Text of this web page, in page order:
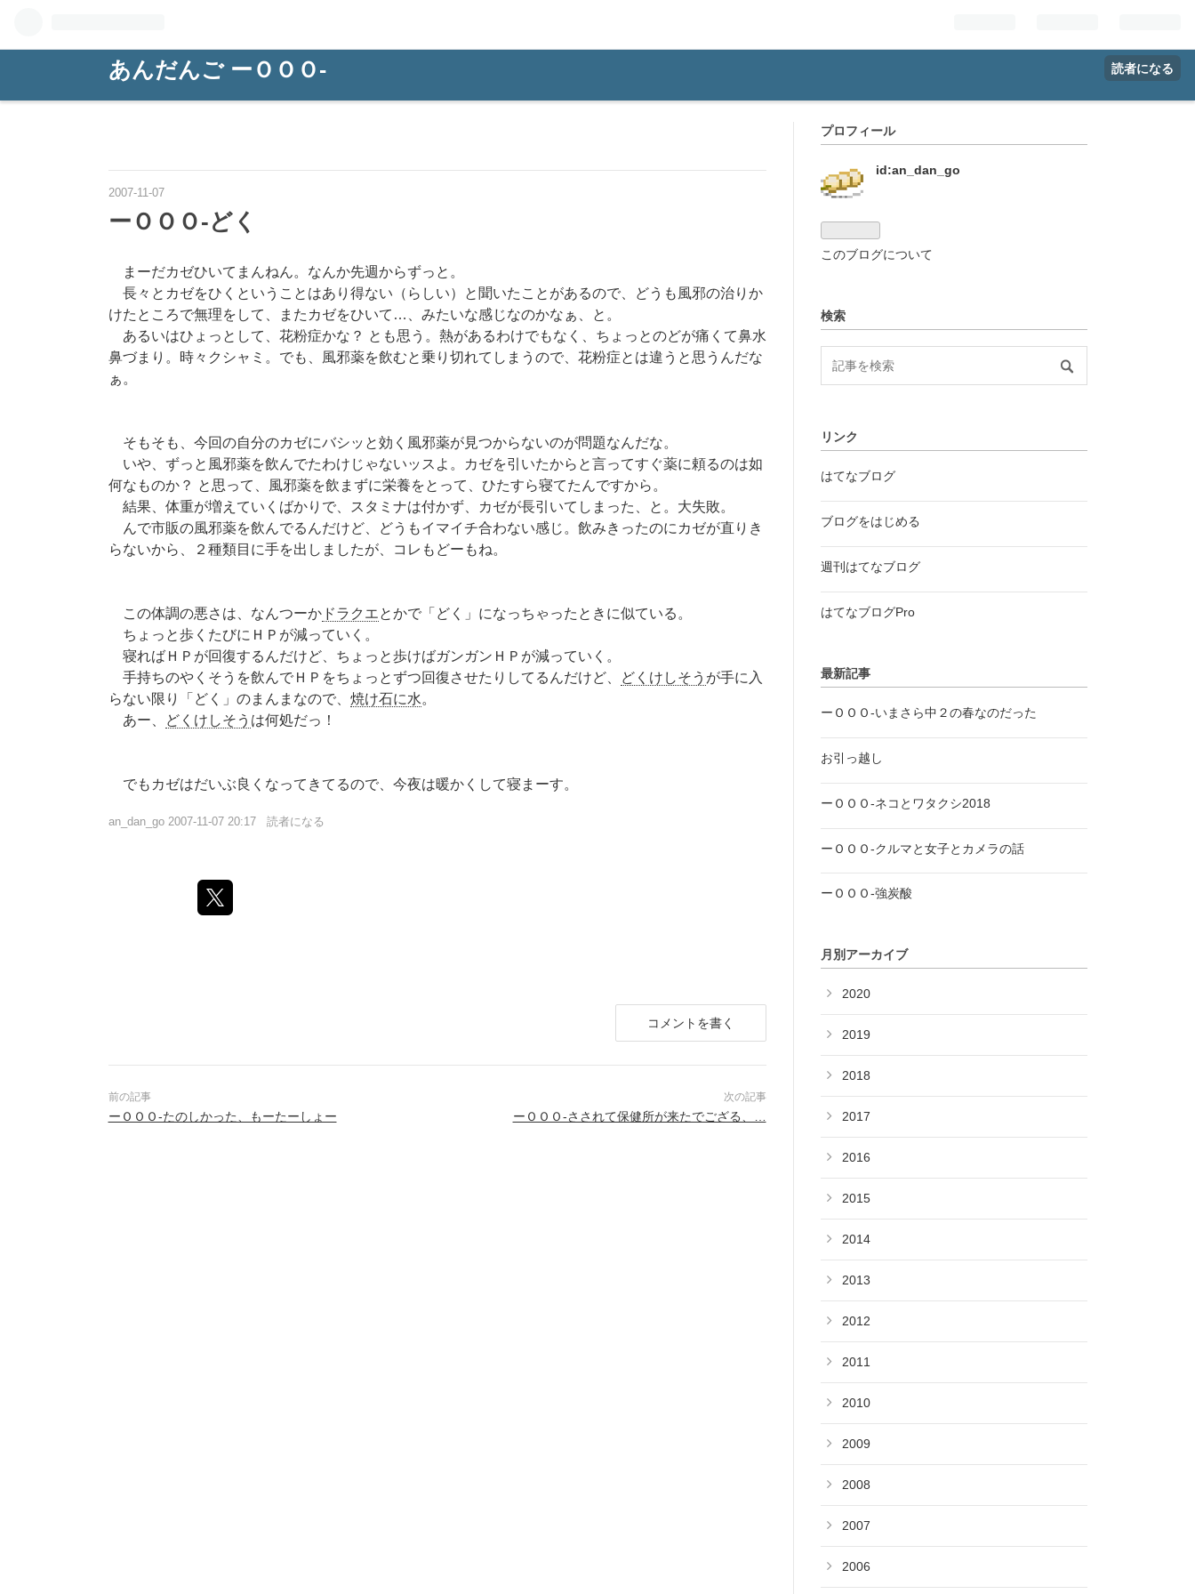
読者になる
あんだんご ーＯＯＯ-
2007-11-07
ーＯＯＯ-どく
まーだカゼひいてまんねん。なんか先週からずっと。
長々とカゼをひくということはあり得ない（らしい）と聞いたことがあるので、どうも風邪の治りか
けたところで無理をして、またカゼをひいて…、みたいな感じなのかなぁ、と。
あるいはひょっとして、花粉症かな？ とも思う。熱があるわけでもなく、ちょっとのどが痛くて鼻水
鼻づまり。時々クシャミ。でも、風邪薬を飲むと乗り切れてしまうので、花粉症とは違うと思うんだな
ぁ。
そもそも、今回の自分のカゼにバシッと効く風邪薬が見つからないのが問題なんだな。
いや、ずっと風邪薬を飲んでたわけじゃないッスよ。カゼを引いたからと言ってすぐ薬に頼るのは如
何なものか？ と思って、風邪薬を飲まずに栄養をとって、ひたすら寝てたんですから。
結果、体重が増えていくばかりで、スタミナは付かず、カゼが長引いてしまった、と。大失敗。
んで市販の風邪薬を飲んでるんだけど、どうもイマイチ合わない感じ。飲みきったのにカゼが直りき
らないから、２種類目に手を出しましたが、コレもどーもね。
この体調の悪さは、なんつーかドラクエとかで「どく」になっちゃったときに似ている。
ちょっと歩くたびにＨＰが減っていく。
寝ればＨＰが回復するんだけど、ちょっと歩けばガンガンＨＰが減っていく。
手持ちのやくそうを飲んでＨＰをちょっとずつ回復させたりしてるんだけど、
どくけしそう が手に入
らない限り「どく」のまんまなので、 焼け石に水。
あー、
どくけしそう は何処だっ！
でもカゼはだいぶ良くなってきてるので、今夜は暖かくして寝まーす。
an_dan_go 2007-11-07 20:17 読者になる
コメントを書く
ーＯＯＯ-たのしかった、もーたーしょー ーＯＯＯ-さされて保健所が来たでござる、…
プロフィール
id:an_dan_go
このブログについて
検索
リンク
はてなブログ
ブログをはじめる
週刊はてなブログ
はてなブログPro
最新記事
ーＯＯＯ-いまさら中２の春なのだった
お引っ越し
ーＯＯＯ-ネコとワタクシ2018
ーＯＯＯ-クルマと女子とカメラの話
ーＯＯＯ-強炭酸
月別アーカイブ
2020
2019
2018
2017
2016
2015
2014
2013
2012
2011
2010
2009
2008
2007
2006